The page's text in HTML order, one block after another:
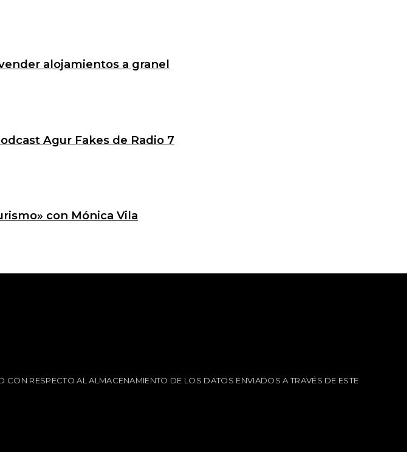
alojamientos a granel
Agur Fakes de Radio 7
con Mónica Vila
RESPECTO AL ALMACENAMIENTO DE LOS DATOS ENVIADOS A TRAVÉS DE ESTE